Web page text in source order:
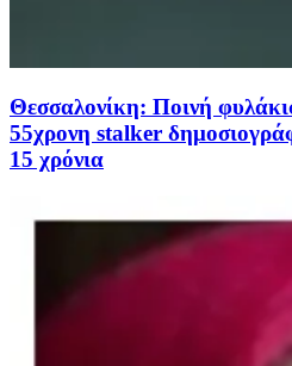
Θεσσαλονίκη: Ποινή
55χρονη stalker
15 χρόνια